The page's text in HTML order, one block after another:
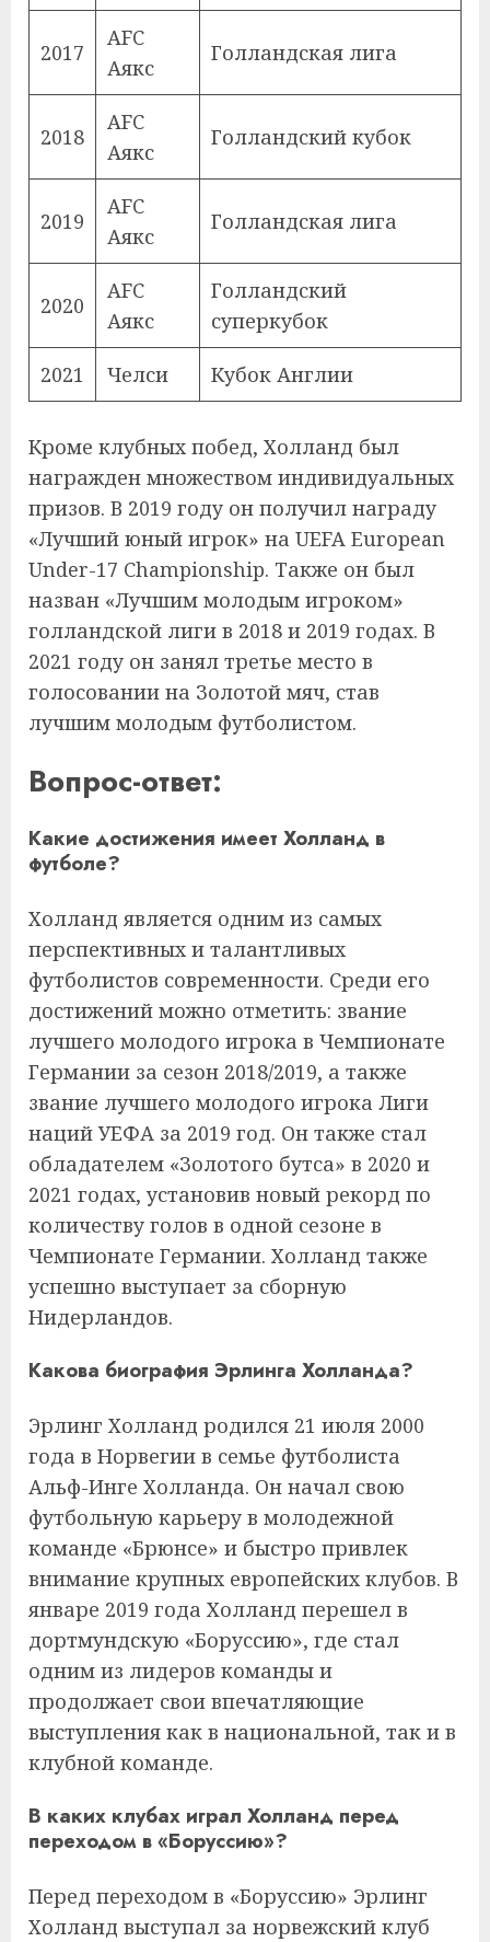
2017
AFC
Аякс
Голландская лига
2018
AFC
Аякс
Голландский кубок
2019
AFC
Аякс
Голландская лига
2020
AFC
Аякс
Голландский
суперкубок
2021 Челси Кубок Англии
Кроме клубных побед, Холланд был
награжден множеством индивидуальных
призов. В 2019 году он получил награду
«Лучший юный игрок» на UEFA European
Under-17 Championship. Также он был
назван «Лучшим молодым игроком»
голландской лиги в 2018 и 2019 годах. В
2021 году он занял третье место в
голосовании на Золотой мяч, став
лучшим молодым футболистом.
Вопрос-ответ:
Какие достижения имеет Холланд в
футболе?
Холланд является одним из самых
перспективных и талантливых
футболистов современности. Среди его
достижений можно отметить: звание
лучшего молодого игрока в Чемпионате
Германии за сезон 2018/2019, а также
звание лучшего молодого игрока Лиги
наций УЕФА за 2019 год. Он также стал
обладателем «Золотого бутса» в 2020 и
2021 годах, установив новый рекорд по
количеству голов в одной сезоне в
Чемпионате Германии. Холланд также
успешно выступает за сборную
Нидерландов.
Какова биография Эрлинга Холланда?
Эрлинг Холланд родился 21 июля 2000
года в Норвегии в семье футболиста
Альф-Инге Холланда. Он начал свою
футбольную карьеру в молодежной
команде «Брюнсе» и быстро привлек
внимание крупных европейских клубов. В
январе 2019 года Холланд перешел в
дортмундскую «Боруссию», где стал
одним из лидеров команды и
продолжает свои впечатляющие
выступления как в национальной, так и в
клубной команде.
В каких клубах играл Холланд перед
переходом в «Боруссию»?
Перед переходом в «Боруссию» Эрлинг
Холланд выступал за норвежский клуб